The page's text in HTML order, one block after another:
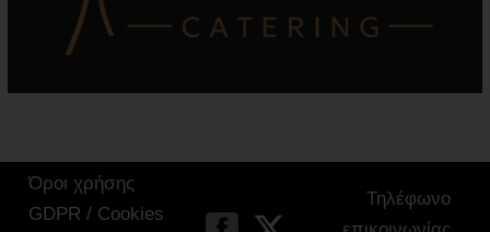
Όροι χρήσης
GDPR / Cookies
Τηλέφωνο